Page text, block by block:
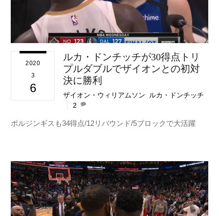
2020
3
6
ルカ・ドンチッチが30得点トリ
プルダブルでザイオンとの初対
決に勝利
ザイオン・ウィリアムソン
ルカ・ドンチッチ
2
ポルジンギスも34得点/12リバウンド/5ブロックで大活躍